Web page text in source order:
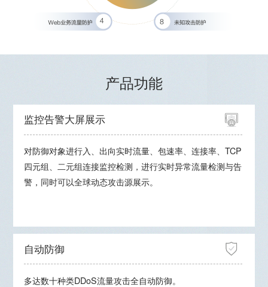
产品功能
监控告警大屏展示
对防御对象进行入、出向实时流量、包速率、连接率、TCP
四元组、二元组连接监控检测，进行实时异常流量检测与告
警，同时可以全球动态攻击源展示。
自动防御
多达数十种类DDoS流量攻击全自动防御。